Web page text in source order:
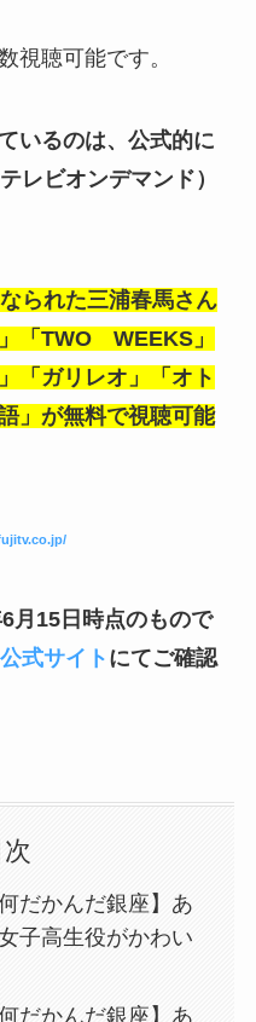
視聴可能です。
いるのは、公式的に
レビオンデマンド）
られた三浦春馬さん
「TWO WEEKS」
「ガリレオ」「オト
」が無料で視聴可能
月15日時点のもので
式サイト にてご確認
次
だかんだ銀座】あ
子高生役がかわい
だかんだ銀座】あ